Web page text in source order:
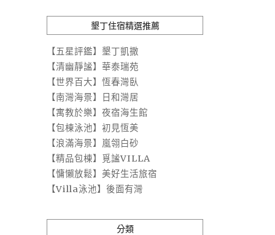
墾丁住宿精選推薦
【五星評鑑】墾丁凱撒
【清幽靜謐】華泰瑞苑
【世界百大】恆春灣臥
【南灣海景】日和灣居
【寓教於樂】夜宿海生館
【包棟泳池】初見恆美
【浪滿海景】嵐翎白砂
【精品包棟】覓謐VILLA
【慵懶放鬆】美好生活旅宿
【Villa泳池】後面有灣
分類